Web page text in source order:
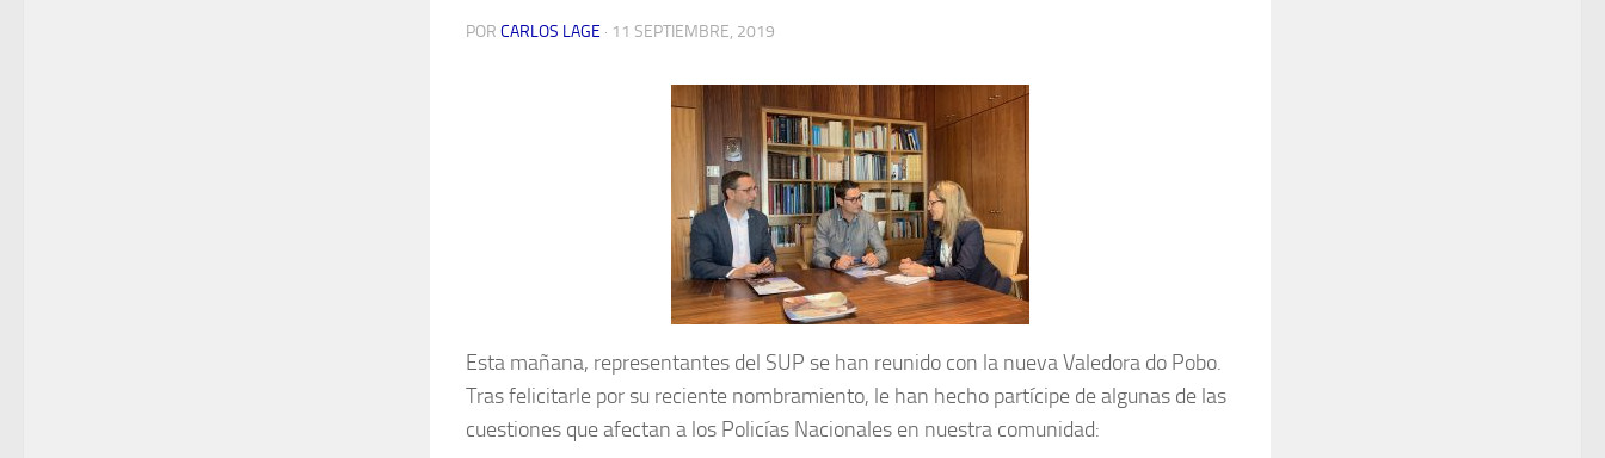
POR CARLOS LAGE · 11 SEPTIEMBRE, 2019
Esta mañana, representantes del SUP se han reunido con la nueva Valedora do Pobo.
Tras felicitarle por su reciente nombramiento, le han hecho partícipe de algunas de las
cuestiones que afectan a los Policías Nacionales en nuestra comunidad: